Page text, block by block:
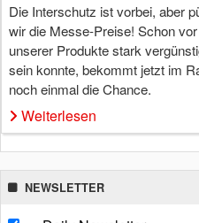
Die Interschutz ist vorbei, aber
wir die Messe-Preise! Schon
unserer Produkte stark
sein konnte, bekommt jetzt im
noch einmal die Chance.
Weiterlesen
NEWSLETTER